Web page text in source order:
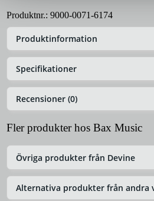
Produktnr.: 9000-0071-6174
Produktinformation
Specifikationer
Recensioner (0)
Fler produkter hos Bax Music
Övriga produkter från Devine
Alternativa produkter från andra